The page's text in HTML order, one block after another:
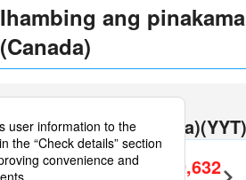
Ihambing ang
(Canada)
St. John's (Canada)(YYT)
Kasama ang
PHP29,632